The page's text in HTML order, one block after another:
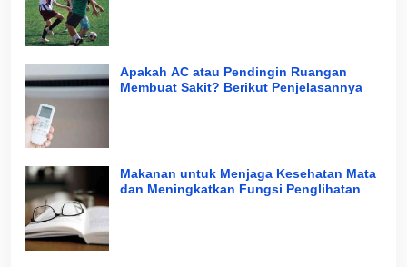
Apakah AC atau Pendingin Ruangan
Membuat Sakit? Berikut Penjelasannya
Makanan untuk Menjaga Kesehatan Mata
dan Meningkatkan Fungsi Penglihatan